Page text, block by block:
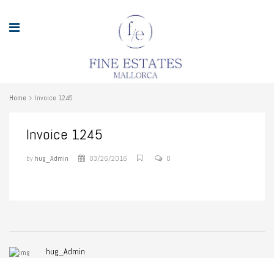
Home Invoice 1245
Invoice 1245
by hug_Admin 03/26/2016 0
hug_Admin